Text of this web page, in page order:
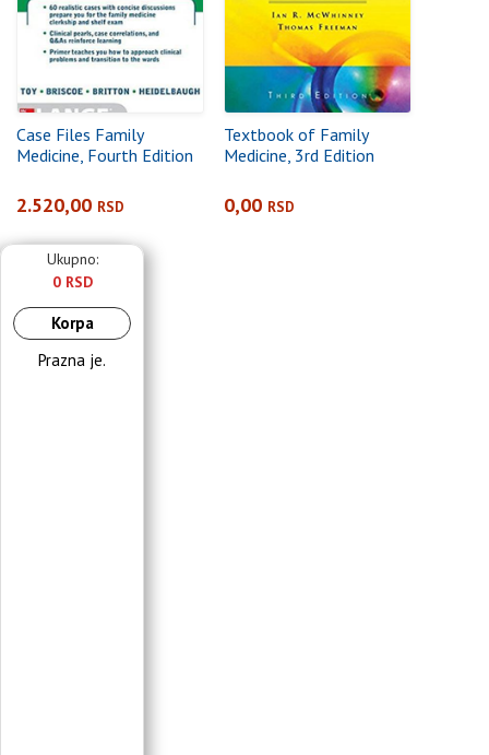
Case Files Family
Medicine, Fourth Edition
2.520,00 RSD
Textbook of Family
Medicine, 3rd Edition
0,00 RSD
Ukupno:
0 RSD
Korpa
Prazna je.